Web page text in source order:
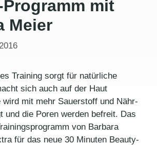
mit
Meier
Training sorgt für natürliche
sich auch auf der Haut
wird mit mehr Sauerstoff und Nähr­
und die Poren werden befreit. Das
von Barbara
für das neue 30 Minuten Beauty-